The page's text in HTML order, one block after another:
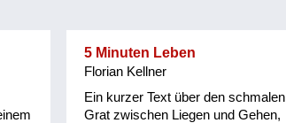
5 Minuten Leben
Florian Kellner
Ein kurzer Text über den schmalen
Grat zwischen Liegen und Gehen,